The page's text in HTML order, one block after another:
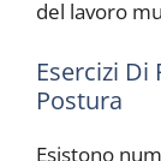
del lavoro
Esercizi Di
Postura
Esistono